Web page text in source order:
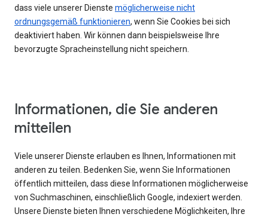
dass viele unserer Dienste möglicherweise nicht
ordnungsgemäß funktionieren, wenn Sie Cookies bei sich
deaktiviert haben. Wir können dann beispielsweise Ihre
bevorzugte Spracheinstellung nicht speichern.
Informationen, die Sie anderen
mitteilen
Viele unserer Dienste erlauben es Ihnen, Informationen mit
anderen zu teilen. Bedenken Sie, wenn Sie Informationen
öffentlich mitteilen, dass diese Informationen möglicherweise
von Suchmaschinen, einschließlich Google, indexiert werden.
Unsere Dienste bieten Ihnen verschiedene Möglichkeiten, Ihre